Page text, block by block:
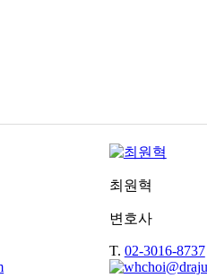
최원혁
변호사
T. 02-3016-8737